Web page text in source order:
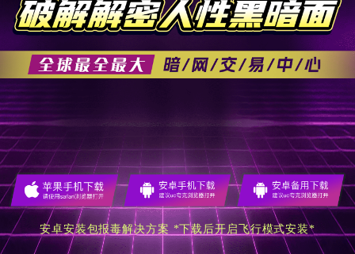
安卓安装包报毒解决方案 *下载后开启飞行模式安装*